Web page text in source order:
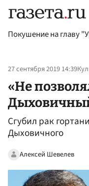
Покушение на главу
27 сентября 2019 14:39
«Не
Сгубил рак
Дыховичного
Алексей Шевелев